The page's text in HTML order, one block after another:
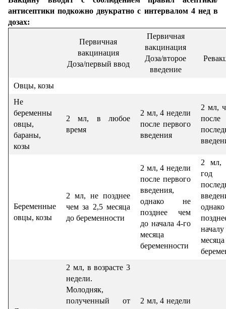
антисептики подкожно двукратно с интервалом 4 нед в
дозах:
Первичная
вакцинация
Доза/первый ввод
Первичная
вакцинация
Доза/второе
введение
Овцы, козы
Не
беременны
овцы,
бараны,
козы
2 мл, в любое
время
2 мл, 4 недели
после первого
введения
2 мл,
после
Беременные
овцы, козы
2 мл, не позднее
чем за 2,5 месяца
до беременности
2 мл, 4 недели
после первого
введения,
однако не
позднее чем
до начала 4-го
месяца
беременности
2 мл,
год
месяца
2 мл, в возрасте 3
недели.
Молодняк,
полученный от
2 мл, 4 недели